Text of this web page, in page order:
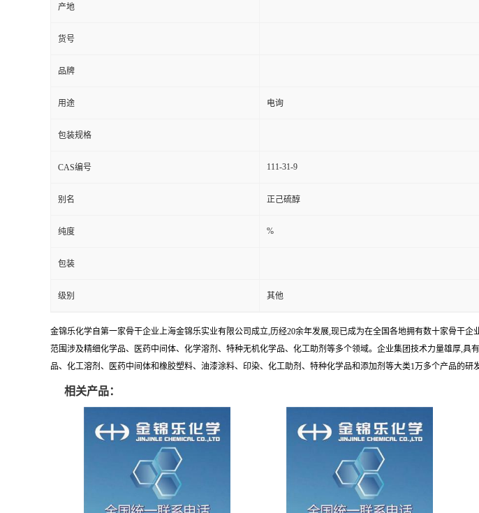
产地
货号
品牌
用途 电询
包装规格
CAS编号 111-31-9
别名 正己硫醇
纯度 %
包装
级别 其他
金锦乐化学自第一家骨干企业上海金锦乐实业有限公司成立,历经20余年发展,现已成为在全国各地拥有数十家骨干
范围涉及精细化学品、医药中间体、化学溶剂、特种无机化学品、化工助剂等多个领域。企业集团技术力量雄厚,
品、化工溶剂、医药中间体和橡胶塑料、油漆涂料、印染、化工助剂、特种化学品和添加剂等大类1万多个产品的研
相关产品：